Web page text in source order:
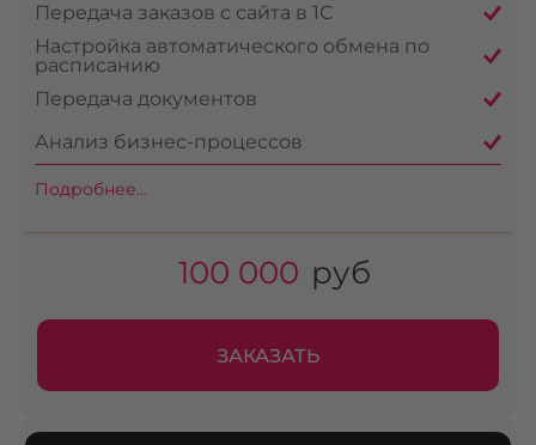
Передача заказов с сайта в 1С
Настройка автоматического обмена по
расписанию
Передача документов
Анализ бизнес-процессов
Подробнее...
100 000 руб
ЗАКАЗАТЬ